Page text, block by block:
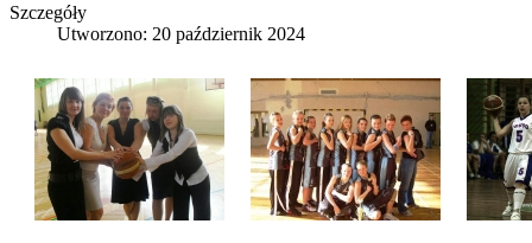
Szczegóły
Utworzono: 20 październik 2024